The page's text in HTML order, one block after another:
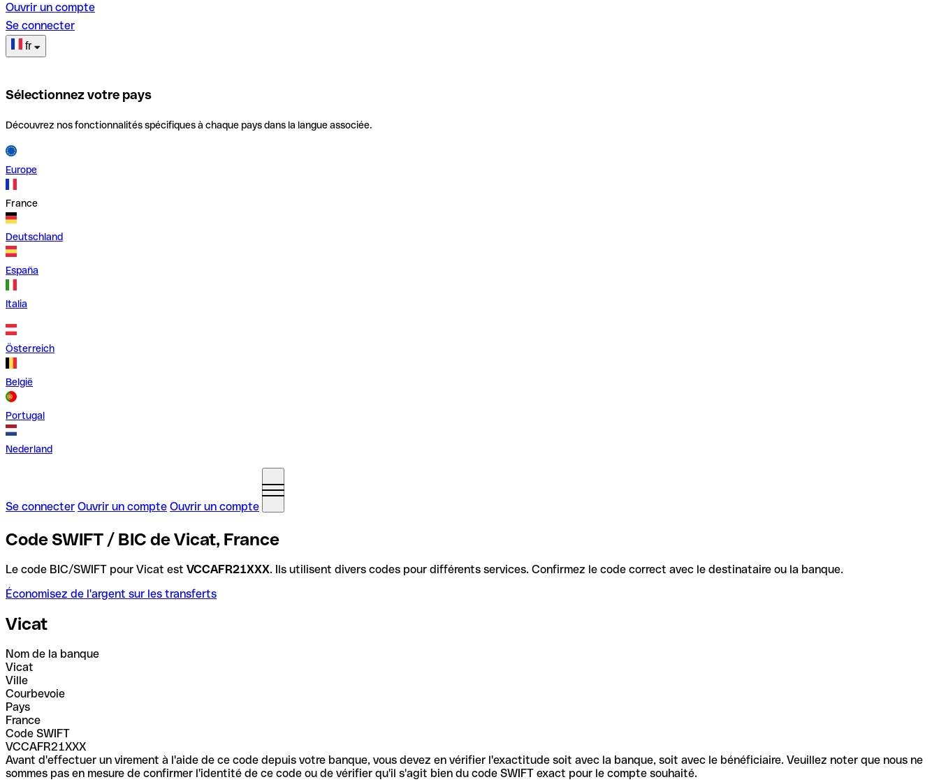
Ouvrir un compte
Se connecter
fr
Sélectionnez votre pays
Découvrez nos fonctionnalités spécifiques à chaque pays dans la langue associée.
Europe
France
Deutschland
España
Italia
Österreich
België
Portugal
Nederland
Se connecter Ouvrir un compte Ouvrir un compte
Code SWIFT / BIC de Vicat, France
Le code BIC/SWIFT pour Vicat est VCCAFR21XXX. Ils utilisent divers codes pour différents services. Confirmez le code correct avec le destinataire ou la banque.
Économisez de l'argent sur les transferts
Vicat
Nom de la banque
Vicat
Ville
Courbevoie
Pays
France
Code SWIFT
VCCAFR21XXX
Avant d'effectuer un virement à l'aide de ce code depuis votre banque, vous devez en vérifier l'exactitude soit avec la banque, soit avec le bénéficiaire. Veuillez noter que nous ne
sommes pas en mesure de confirmer l'identité de ce code ou de vérifier qu'il s'agit bien du code SWIFT exact pour le compte souhaité.